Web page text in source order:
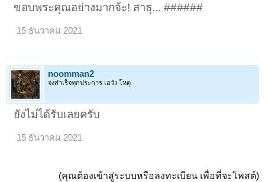
ขอบพระคุณอย่างมากจ้ะ! สาธุ... ######
15 ธันวาคม 2021
noomman2
จงสำเร็จทุกประการ เอวัง โหตุ
ยังไม่ได้รับเลยครับ
15 ธันวาคม 2021
(คุณต้องเข้าสู่ระบบหรือลงทะเบียน เพื่อที่จะโพสต์)